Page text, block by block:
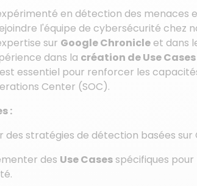
en détection des menaces
l'équipe de cybersécurité chez
sur Google Chronicle et dans
dans la création de Use Cases
essentiel pour renforcer les
Center (SOC).
:
stratégies de détection basées sur
des Use Casesspécifiques